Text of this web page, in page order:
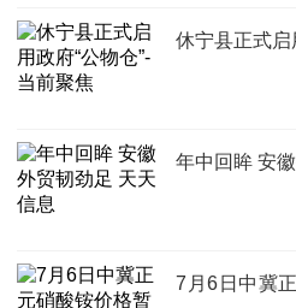
休宁县正式启
年中回眸 安
7月6日中冀